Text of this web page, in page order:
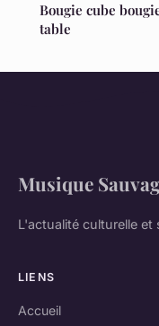
Bougie cube
table
Musique
L'actualité culturelle
LIENS
Accueil